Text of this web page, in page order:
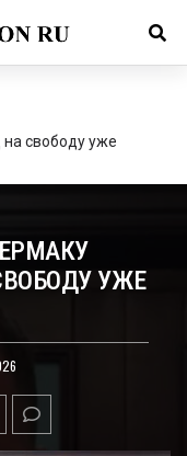
свободу уже
УЖЕ